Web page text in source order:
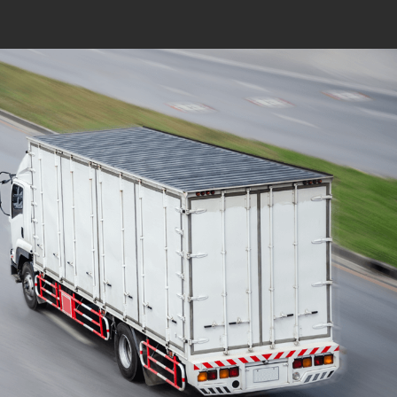
com equipe especializada
e profissionais
cuidadosos
Solicite seu orçamento personalizado e
online sem compromisso com a nossa
equipe, consulte a opção de contratar o
serviço para a região que você deseja
mudar de endereço, deixe tudo conosco e
conte com uma empresa de tradição no
mercado de transporte de móveis.
ORÇAMENTO